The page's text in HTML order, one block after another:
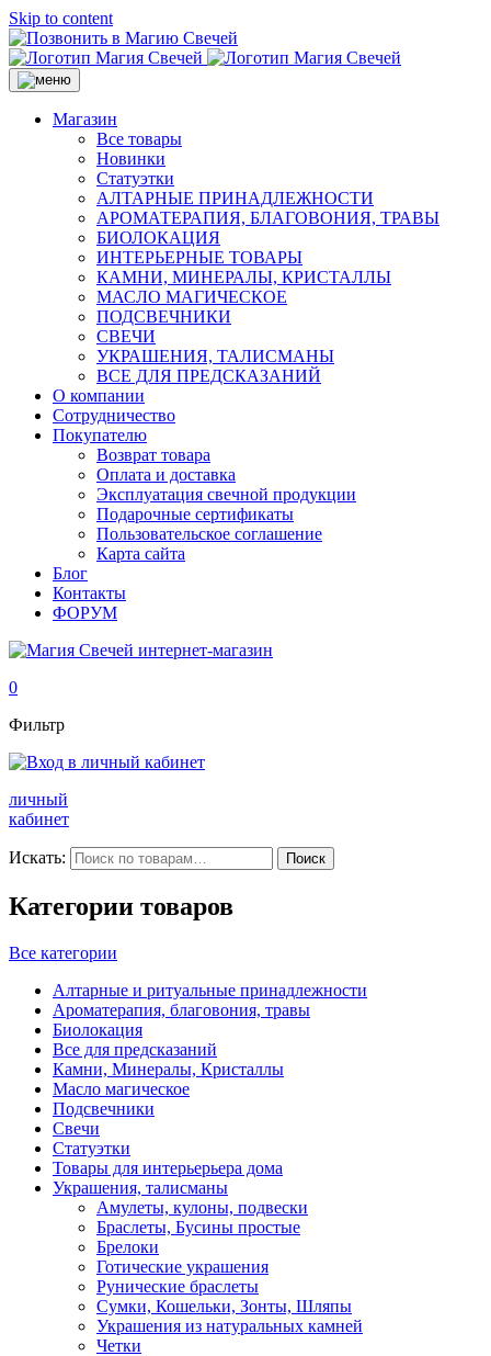
Skip to content
Магазин
Все товары
Новинки
Статуэтки
АЛТАРНЫЕ ПРИНАДЛЕЖНОСТИ
АРОМАТЕРАПИЯ, БЛАГОВОНИЯ, ТРАВЫ
БИОЛОКАЦИЯ
ИНТЕРЬЕРНЫЕ ТОВАРЫ
КАМНИ, МИНЕРАЛЫ, КРИСТАЛЛЫ
МАСЛО МАГИЧЕСКОЕ
ПОДСВЕЧНИКИ
СВЕЧИ
УКРАШЕНИЯ, ТАЛИСМАНЫ
ВСЕ ДЛЯ ПРЕДСКАЗАНИЙ
О компании
Сотрудничество
Покупателю
Возврат товара
Оплата и доставка
Эксплуатация свечной продукции
Подарочные сертификаты
Пользовательское соглашение
Карта сайта
Блог
Контакты
ФОРУМ
0
Фильтр
личный
кабинет
Искать: Поиск
Категории товаров
Все категории
Алтарные и ритуальные принадлежности
Ароматерапия, благовония, травы
Биолокация
Все для предсказаний
Камни, Минералы, Кристаллы
Масло магическое
Подсвечники
Свечи
Статуэтки
Товары для интерьерьера дома
Украшения, талисманы
Амулеты, кулоны, подвески
Браслеты, Бусины простые
Брелоки
Готические украшения
Рунические браслеты
Сумки, Кошельки, Зонты, Шляпы
Украшения из натуральных камней
Четки